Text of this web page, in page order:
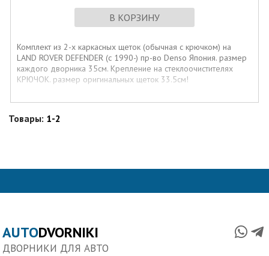
В КОРЗИНУ
Комплект из 2-х каркасных щеток (обычная с крючком) на
LAND ROVER DEFENDER (c 1990-) пр-во Denso Япония. размер
каждого дворника 35см. Крепление на стеклоочистителях
КРЮЧОК. размер оригинальных щеток 33.5см!
Товары: 1-2
AUTODVORNIKI
ДВОРНИКИ ДЛЯ АВТО